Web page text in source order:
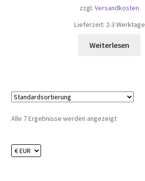
zzgl. Versandkosten
Lieferzeit: 2-3 Werktage
Weiterlesen
Alle 7 Ergebnisse werden angezeigt